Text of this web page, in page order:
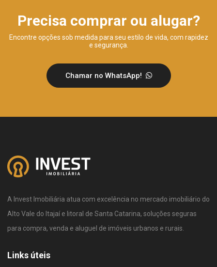
Precisa comprar ou alugar?
Encontre opções sob medida para seu estilo de vida, com rapidez
e segurança.
Chamar no WhatsApp!
A Invest Imobiliária atua com excelência no mercado imobiliário do
Alto Vale do Itajaí e litoral de Santa Catarina, soluções seguras
para compra, venda e aluguel de imóveis urbanos e rurais.
Links úteis